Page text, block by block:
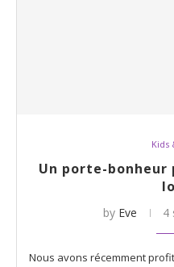
Kids
Un porte-
by Eve 4
Nous avons récemment